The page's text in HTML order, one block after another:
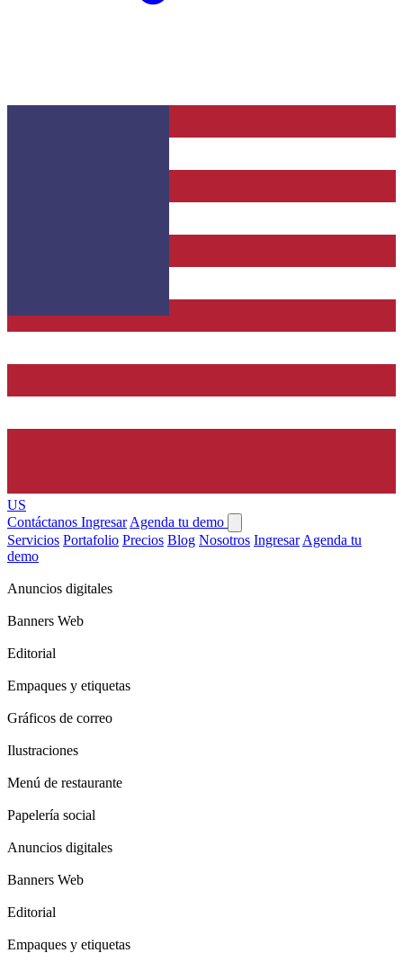
US
Contáctanos Ingresar Agenda tu demo
Servicios Portafolio Precios Blog Nosotros Ingresar Agenda tu
demo
Anuncios digitales
Banners Web
Editorial
Empaques y etiquetas
Gráficos de correo
Ilustraciones
Menú de restaurante
Papelería social
Anuncios digitales
Banners Web
Editorial
Empaques y etiquetas